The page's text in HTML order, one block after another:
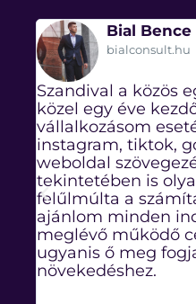
Bial Bence
bialconsult.hu
Szandival a közös
közel egy éve
vállalkozásom
instagram, tiktok,
weboldal
tekintetében is
felűlmúlta a
ajánlom minden
meglévő működő
ugyanis ő meg
növekedéshez.